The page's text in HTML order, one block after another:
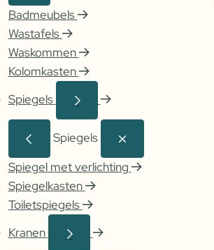
Badmeubels
Wastafels
Waskommen
Kolomkasten
Spiegels
Spiegels
Spiegel met verlichting
Spiegelkasten
Toiletspiegels
Kranen